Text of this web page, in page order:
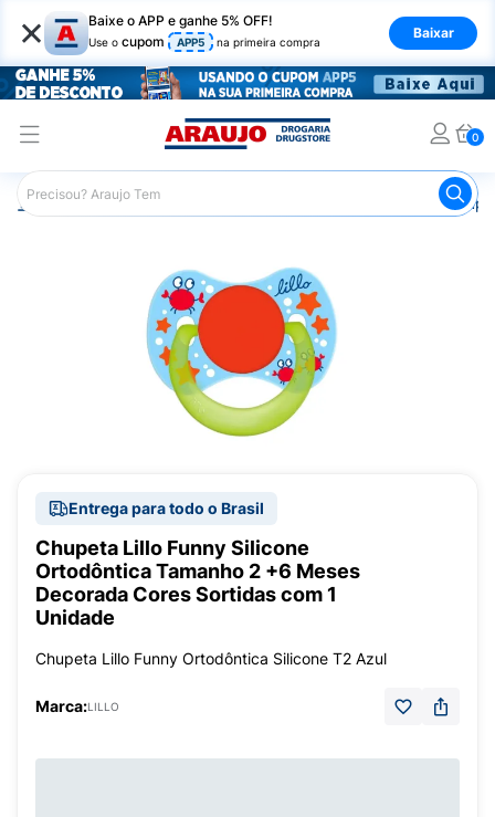
× Baixe o APP e ganhe 5% OFF!
Use o cupom APP5 na primeira compra
Baixar
0
Araujo Infantil
Entrega para todo o Brasil
Chupeta Lillo Funny Silicone
Ortodôntica Tamanho 2 +6 Meses
Decorada Cores Sortidas com 1
Unidade
Chupeta Lillo Funny Ortodôntica Silicone T2 Azul
Marca:LILLO